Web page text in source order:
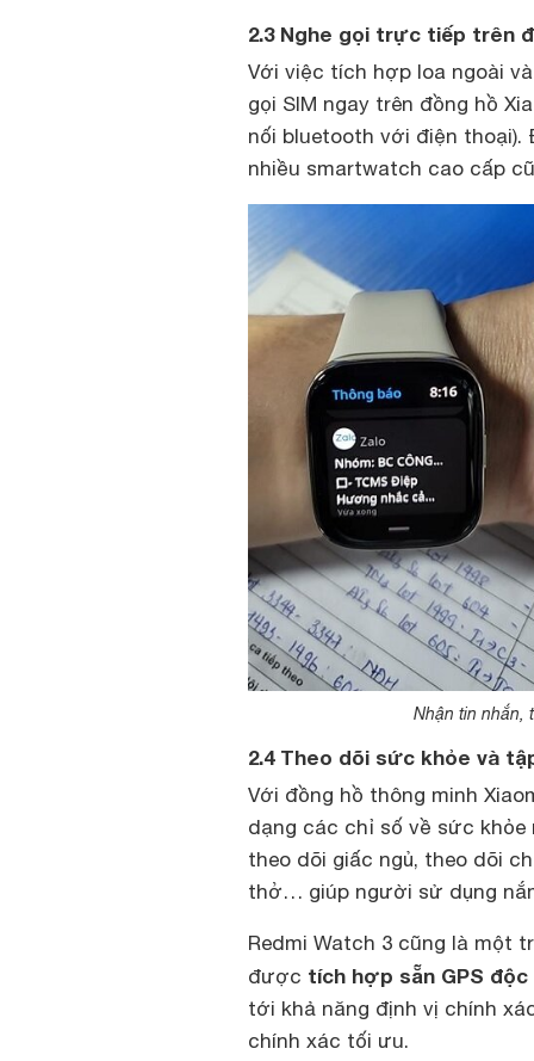
2.3 Nghe gọi trực tiếp trên
Với việc tích hợp loa ngoài
gọi SIM ngay trên đồng hồ
nối bluetooth với điện
nhiều smartwatch cao cấp
Nhận tin nhắn,
2.4 Theo dõi sức khỏe và
Với đồng hồ thông minh
dạng các chỉ số về sức
theo dõi giấc ngủ, theo dõi
thở… giúp người sử dụng
Redmi Watch 3 cũng là một
được tích hợp sẵn GPS độc
tới khả năng định vị chính
chính xác tối ưu.